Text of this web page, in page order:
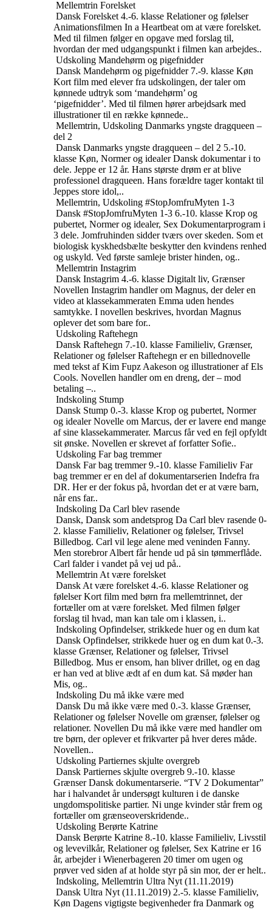
Mellemtrin Forelsket
Dansk Forelsket 4.-6. klasse Relationer og følelser
Animationsfilmen In a Heartbeat om at være forelsket.
Med til filmen følger en opgave med forslag til,
hvordan der med udgangspunkt i filmen kan arbejdes..
Udskoling Mandehørm og pigefnidder
Dansk Mandehørm og pigefnidder 7.-9. klasse Køn
Kort film med elever fra udskolingen, der taler om
kønnede udtryk som ‘mandehørm’ og
‘pigefnidder’. Med til filmen hører arbejdsark med
illustrationer til en række kønnede..
Mellemtrin, Udskoling Danmarks yngste dragqueen –
del 2
Dansk Danmarks yngste dragqueen – del 2 5.-10.
klasse Køn, Normer og idealer Dansk dokumentar i to
dele. Jeppe er 12 år. Hans største drøm er at blive
professionel dragqueen. Hans forældre tager kontakt til
Jeppes store idol,..
Mellemtrin, Udskoling #StopJomfruMyten 1-3
Dansk #StopJomfruMyten 1-3 6.-10. klasse Krop og
pubertet, Normer og idealer, Sex Dokumentarprogram i
3 dele. Jomfruhinden sidder tværs over skeden. Som et
biologisk kyskhedsbælte beskytter den kvindens renhed
og uskyld. Ved første samleje brister hinden, og..
Mellemtrin Instagrim
Dansk Instagrim 4.-6. klasse Digitalt liv, Grænser
Novellen Instagrim handler om Magnus, der deler en
video at klassekammeraten Emma uden hendes
samtykke. I novellen beskrives, hvordan Magnus
oplever det som bare for..
Udskoling Raftehegn
Dansk Raftehegn 7.-10. klasse Familieliv, Grænser,
Relationer og følelser Raftehegn er en billednovelle
med tekst af Kim Fupz Aakeson og illustrationer af Els
Cools. Novellen handler om en dreng, der – mod
betaling –..
Indskoling Stump
Dansk Stump 0.-3. klasse Krop og pubertet, Normer
og idealer Novelle om Marcus, der er lavere end mange
af sine klassekammerater. Marcus får ved en fejl opfyldt
sit ønske. Novellen er skrevet af forfatter Sofie..
Udskoling Far bag tremmer
Dansk Far bag tremmer 9.-10. klasse Familieliv Far
bag tremmer er en del af dokumentarserien Indefra fra
DR. Her er der fokus på, hvordan det er at være barn,
når ens far..
Indskoling Da Carl blev rasende
Dansk, Dansk som andetsprog Da Carl blev rasende 0-
2. klasse Familieliv, Relationer og følelser, Trivsel
Billedbog. Carl vil lege alene med veninden Fanny.
Men storebror Albert får hende ud på sin tømmerflåde.
Carl falder i vandet på vej ud på..
Mellemtrin At være forelsket
Dansk At være forelsket 4.-6. klasse Relationer og
følelser Kort film med børn fra mellemtrinnet, der
fortæller om at være forelsket. Med filmen følger
forslag til hvad, man kan tale om i klassen, i..
Indskoling Opfindelser, strikkede huer og en dum kat
Dansk Opfindelser, strikkede huer og en dum kat 0.-3.
klasse Grænser, Relationer og følelser, Trivsel
Billedbog. Mus er ensom, han bliver drillet, og en dag
er han ved at blive ædt af en dum kat. Så møder han
Mis, og..
Indskoling Du må ikke være med
Dansk Du må ikke være med 0.-3. klasse Grænser,
Relationer og følelser Novelle om grænser, følelser og
relationer. Novellen Du må ikke være med handler om
tre børn, der oplever et frikvarter på hver deres måde.
Novellen..
Udskoling Partiernes skjulte overgreb
Dansk Partiernes skjulte overgreb 9.-10. klasse
Grænser Dansk dokumentarserie. “TV 2 Dokumentar”
har i halvandet år undersøgt kulturen i de danske
ungdomspolitiske partier. Ni unge kvinder står frem og
fortæller om grænseoverskridende..
Udskoling Berørte Katrine
Dansk Berørte Katrine 8.-10. klasse Familieliv, Livsstil
og levevilkår, Relationer og følelser, Sex Katrine er 16
år, arbejder i Wienerbageren 20 timer om ugen og
prøver ved siden af at holde styr på sin mor, der er helt..
Indskoling, Mellemtrin Ultra Nyt (11.11.2019)
Dansk Ultra Nyt (11.11.2019) 2.-5. klasse Familieliv,
Køn Dagens vigtigste begivenheder fra Danmark og